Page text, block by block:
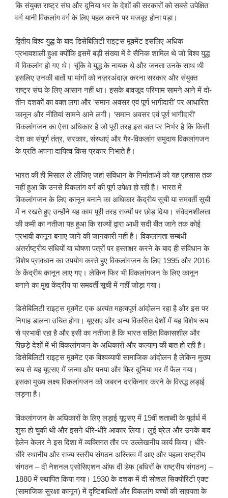
कि संयुक्त राष्ट्र संघ और दुनिया भर के देशों की सरकारों को सबसे उपेक्षित
वर्ग यानी विकलांग वर्ग के लिए पहल करने पर मजबूर होना पड़ा।
द्वितीय विश्व युद्ध के बाद डिसेबिलिटी राइट्स मूवमेंट इसलिए अधिक
प्रभावशाली हुआ क्योंकि इसमें बड़ी संख्या में वे सैनिक शामिल थे जो विश्व युद्ध
में विकलांग हो गए थे। चूंकि वे युद्ध के नायक थे और जनता उनके साथ थी
इसलिए उनकी बातों या मांगों को नज़रअंदाज़ करना सरकार और संयुक्त
राष्ट्र संघ के लिए आसान नहीं था। इसके बावजूद परिणाम सामने आने में दो-
तीन दशकों का वक्त लगा और ‘समान अवसर एवं पूर्ण भागीदारी’ पर आधारित
कानून और नीतियां सामने आने लगी। ‘समान अवसर एवं पूर्ण भागीदारी’
विकलांगजन का ऐसा अधिकार है जो पूरी तरह इस बात पर निर्भर है कि किसी
देश का संपूर्ण तंत्र, सरकार, संस्थाएं और गैर-विकलांग समुदाय विकलांगजन
के प्रति अपना दायित्व किस प्रकार निभाते हैं।
भारत की ही मिसाल ले लीजिए जहां संविधान के निर्माताओं को यह एहसास तक
नहीं हुआ कि उनसे विकलांग वर्ग की पूर्ण उपेक्षा हो रही है। भारत में
विकलांगजन के लिए कानून बनाने का अधिकार केंद्रीय सूची या समवर्ती सूची
में न रखते हुए उन्होंने यह काम पूरी तरह राज्यों पर छोड़ दिया। संवेदनशीलता
की कमी का नतीजा यह हुआ कि राज्यों द्वारा आधी सदी बीत जाने तक कोई
प्रभावी कानून बनाए जाने की जानकारी नहीं है। विकलांगता सम्बंधी
अंतर्राष्ट्रीय संधियों या घोषणा पत्रों पर हस्ताक्षर करने के बाद ही संविधान के
विशेष प्रावधान का उपयोग करते हुए विकलांगजन के लिए 1995 और 2016
के केंद्रीय कानून लाए गए। लेकिन फिर भी विकलांगजन के लिए कानून
बनाने का मुद्दा केंद्रीय या समवर्ती सूची में नहीं जोड़ा गया।
डिसेबिलिटी राइट्स मूवमेंट एक अत्यंत महत्वपूर्ण आंदोलन रहा है और इस पर
निगाह डालना उचित होगा। यूएसए और अन्य विकसित देशों में यह विशेष रूप
से प्रभावी रहा है और इसी का नतीजा है कि भारत सहित विकासशील और
पिछड़े देशों में भी विकलांगजन के अधिकारों और कल्याण की बात हो रही है।
डिसेबिलिटी राइट्स मूवमेंट एक विश्वव्यापी सामाजिक आंदोलन है लेकिन मुख्य
रूप से यह यूएसए में जन्मा और पनपा और फिर दुनिया भर में फैल गया।
इसका मुख्य लक्ष्य विकलांगजन को जबरन दरकिनार करने के विरुद्ध लड़ाई
लड़ना है।
विकलांगजन के अधिकारों के लिए लड़ाई यूएसए में 19वीं शताब्दी के पूर्वार्ध में
शुरू हो चुकी थी और इसने धीरे-धीरे आकार लिया। लुई ब्रेल और उनके बाद
हेलेन केलर ने इस दिशा में व्यक्तिगत तौर पर उल्लेखनीय कार्य किया। धीरे-
धीरे स्थानीय और राज्य स्तरीय संगठन अस्तित्व में आए और पहला राष्ट्रीय
संगठन – दी नेशनल एसोसिएशन ऑफ दी डेफ (बधिरों के राष्ट्रीय संगठन) –
1880 में स्थापित किया गया। 1930 के दशक में दी सोशल सिक्योरिटी एक्ट
(सामाजिक सुरक्षा कानून) में दृष्टिबाधितों और विकलांग बच्चों की सहायता के